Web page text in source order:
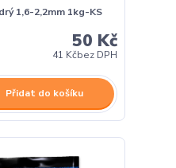
1,6-2,2mm 1kg-KS
50 Kč
41 Kčbez DPH
Přidat do košíku